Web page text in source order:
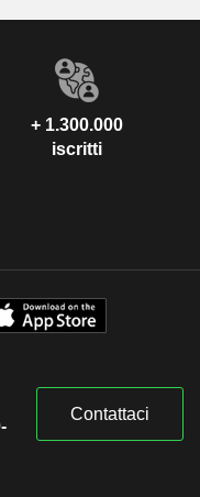
+ 1.300.000
iscritti
Contattaci